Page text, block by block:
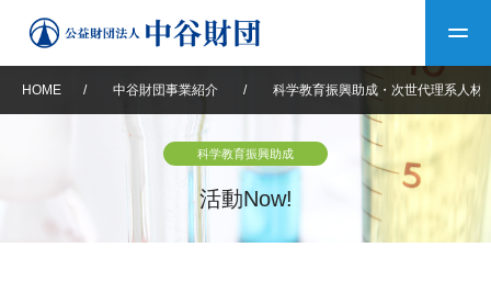
中谷財団について
HOME / 中谷財団事業紹介 / 科学教育振興助成・次世代理系人材
科学教育振興助成
活動Now!